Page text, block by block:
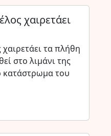
χαιρετάει
τα πλήθη
στο λιμάνι της
κατάστρωμα του